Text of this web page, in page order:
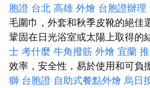
胞證 台北 高雄 外燴 台胞證辦理
毛圍巾，外套和秋季皮靴的絕佳
鞏固在日光浴室或太陽上取得的
士 考什麼 牛角撥筋 外燴 宜蘭
效率，安全性，易於使用和可負
獅 台胞證 自助式餐點外燴 烏日